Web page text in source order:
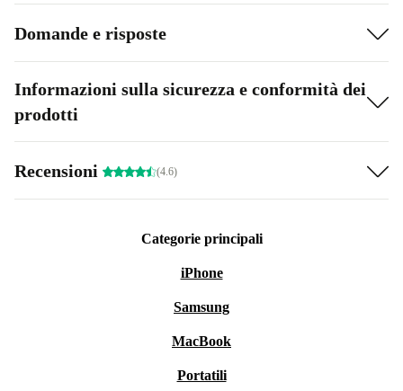
Domande e risposte
Informazioni sulla sicurezza e conformità dei
prodotti
Recensioni (4.6)
Categorie principali
iPhone
Samsung
MacBook
Portatili